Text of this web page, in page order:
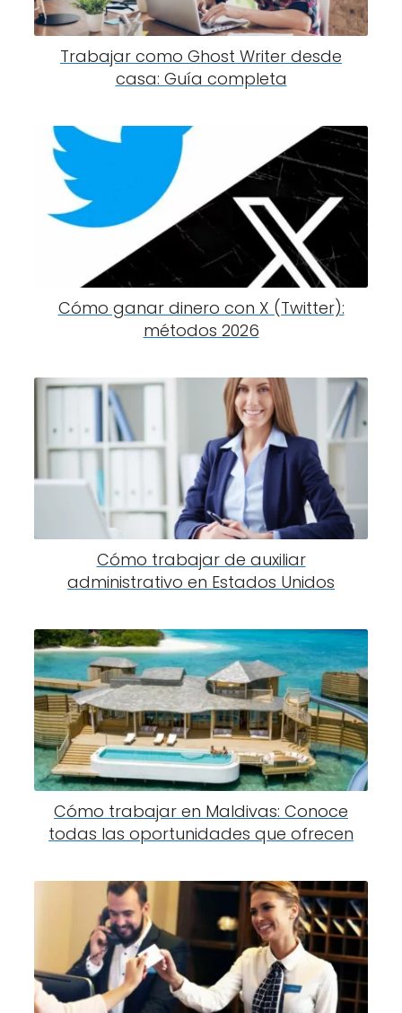
Trabajar como Ghost Writer desde
casa: Guía completa
Cómo ganar dinero con X (Twitter):
métodos 2026
Cómo trabajar de auxiliar
administrativo en Estados Unidos
Cómo trabajar en Maldivas: Conoce
todas las oportunidades que ofrecen